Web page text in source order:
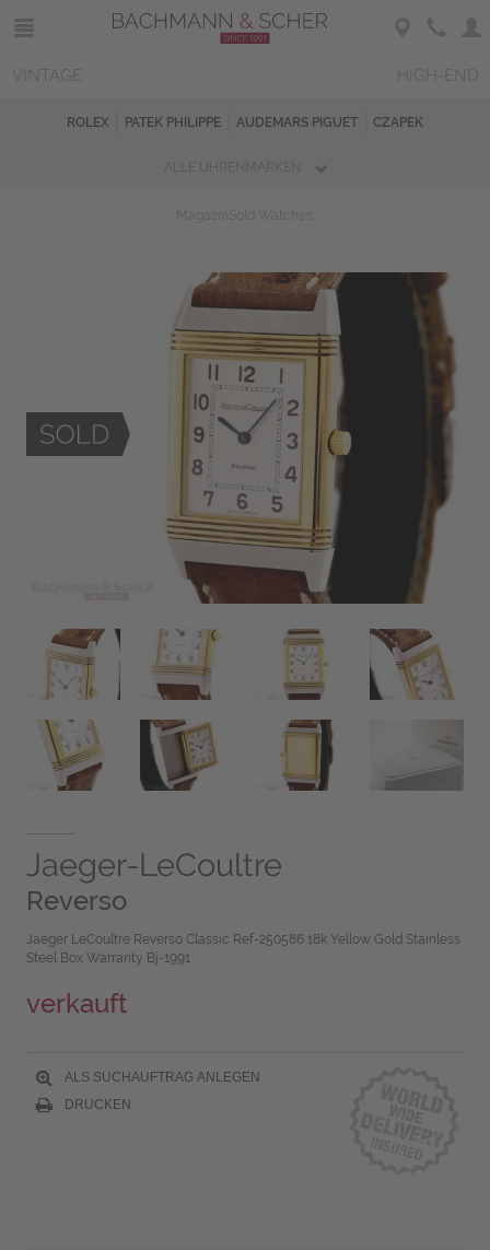
ROLEX PATEK PHILIPPE AUDEMARS PIGUET CZAPEK
Jaeger-LeCoultre
Reverso
Jaeger LeCoultre Reverso Classic Ref-250586 18k Yellow Gold Stainless
Steel Box Warranty Bj-1991
verkauft
ALS SUCHAUFTRAG ANLEGEN
DRUCKEN